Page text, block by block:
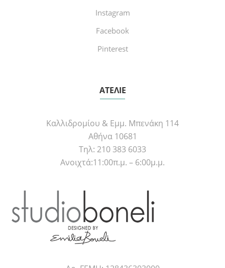
Instagram
Facebook
Pinterest
ΑΤΕΛΙΕ
Καλλιδρομίου & Εμμ. Μπενάκη 114
Αθήνα 10681
Τηλ: 210 383 6033
Ανοιχτά:11:00π.μ. – 6:00μ.μ.